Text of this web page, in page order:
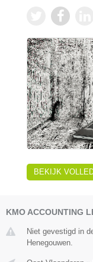
BEKIJK
KMO ACCOUNTING
Niet gevestigd in
Henegouwen.